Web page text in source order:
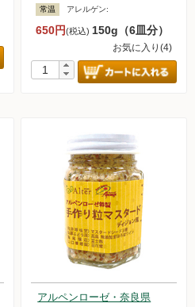
常温 アレルゲン:
650円(税込) 150g（6皿分）
お気に入り(4)
アルペンローゼ・奈良県